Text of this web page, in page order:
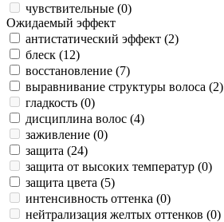
чувствительные (0)
Ожидаемый эффект
антистатический эффект (2)
блеск (12)
восстановление (7)
выравнивание структуры волоса (2)
гладкость (0)
дисциплина волос (4)
заживление (0)
защита (24)
защита от высоких температур (0)
защита цвета (5)
интенсивность оттенка (0)
нейтрализация желтых оттенков (0)